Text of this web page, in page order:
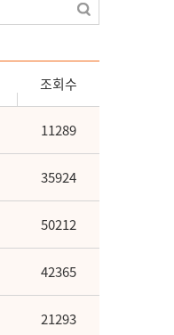
조회수
11289
35924
50212
42365
21293